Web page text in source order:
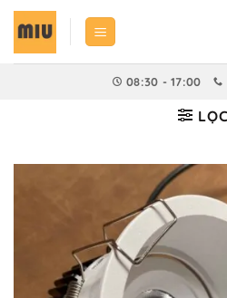
Bỏ
qua
nội
08:30 - 17:00
LỌC